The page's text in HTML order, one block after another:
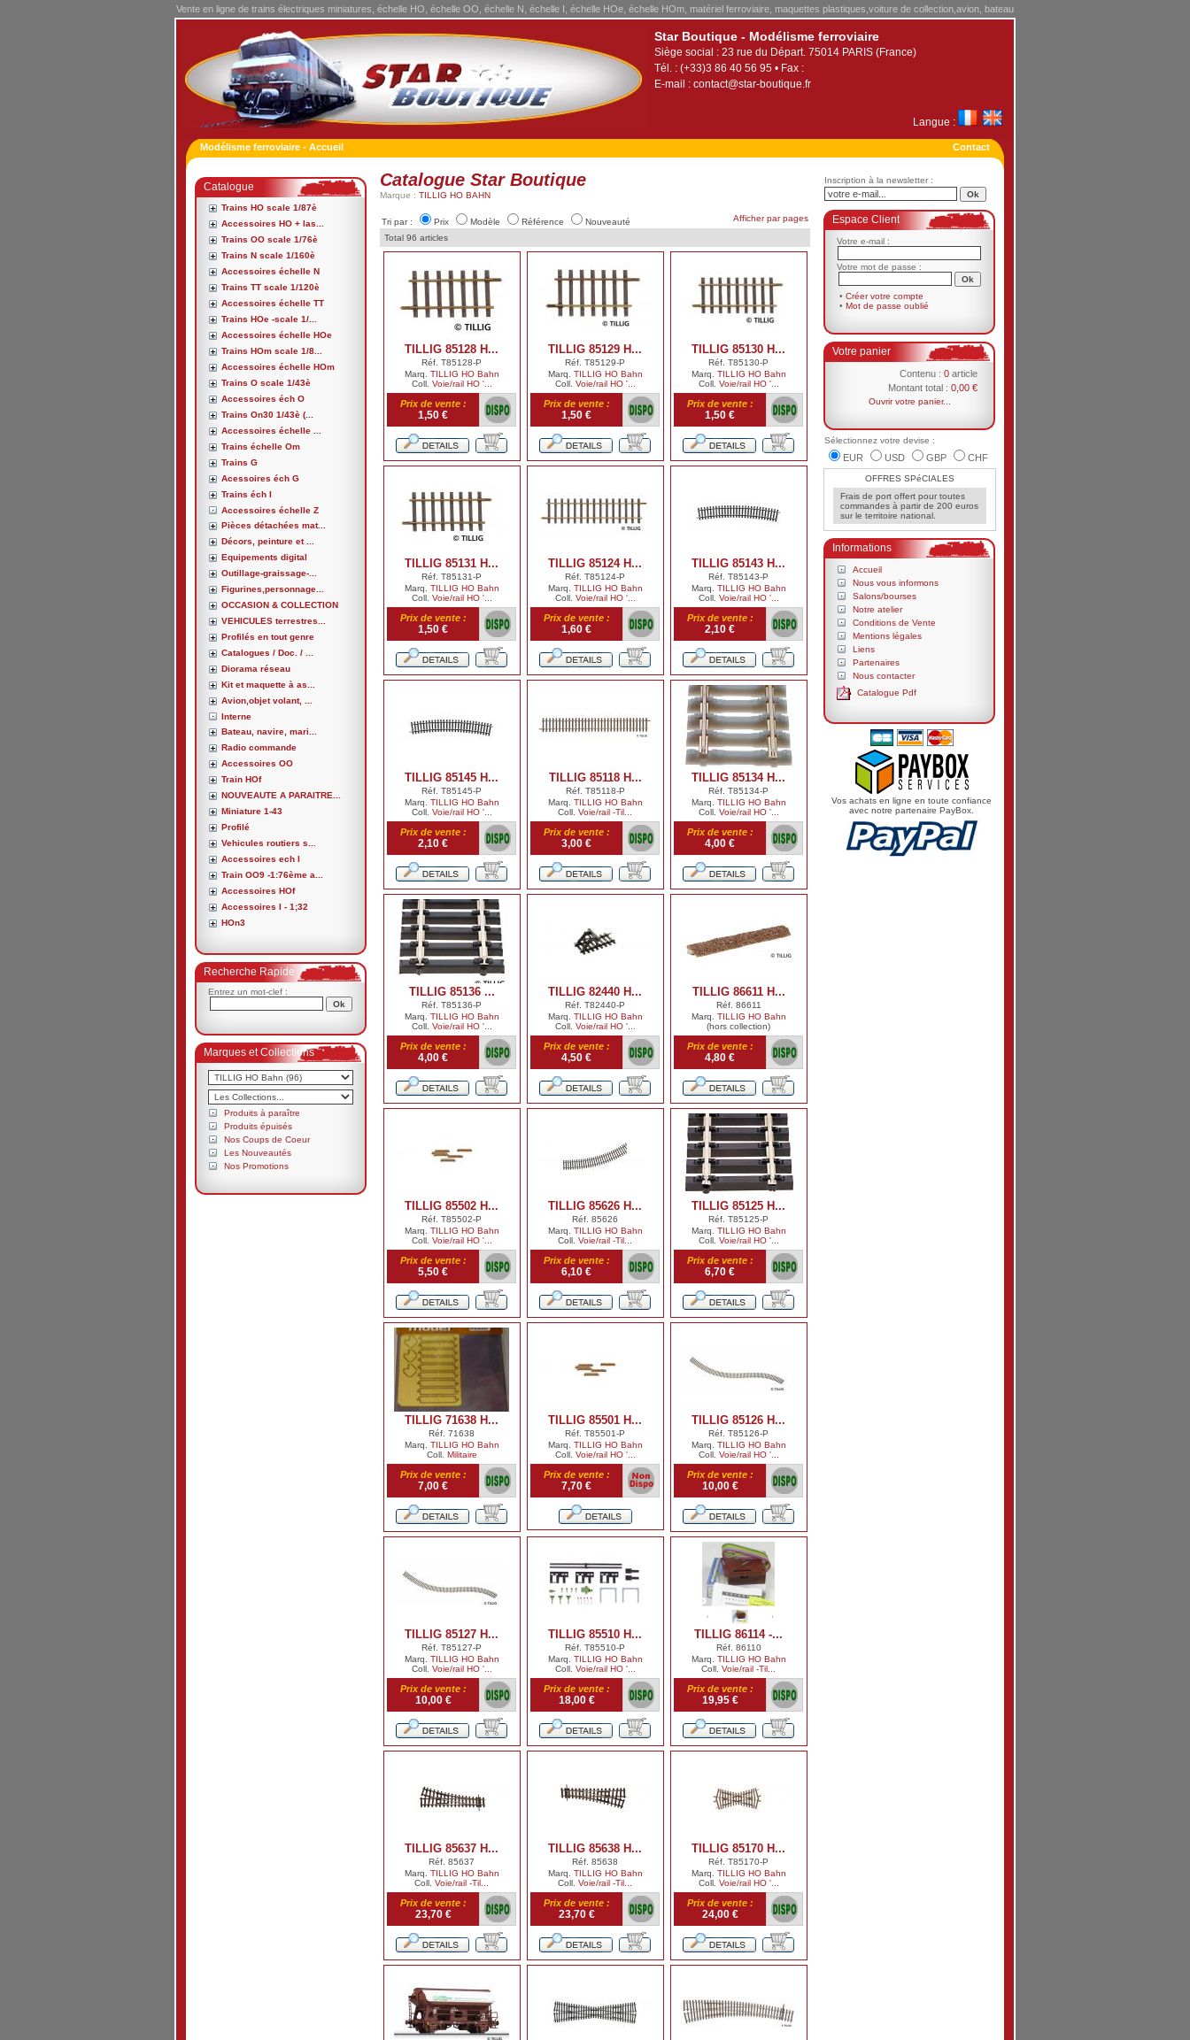
Vente en ligne de trains électriques miniatures, échelle HO, échelle OO, échelle N, échelle I, échelle HOe, échelle HOm, matériel ferroviaire, maquettes plastiques,voiture de collection,avion, bateau
Star Boutique - Modélisme ferroviaire
Siège social : 23 rue du Départ. 75014 PARIS (France)
Tél. : (+33)3 86 40 56 95 • Fax :
E-mail : contact@star-boutique.fr
Langue :
Modélisme ferroviaire - Accueil Contact
Catalogue
Trains HO scale 1/87è
Accessoires HO + las...
Trains OO scale 1/76è
Trains N scale 1/160è
Accessoires échelle N
Trains TT scale 1/120è
Accessoires échelle TT
Trains HOe -scale 1/...
Accessoires échelle HOe
Trains HOm scale 1/8...
Accessoires échelle HOm
Trains O scale 1/43è
Accessoires éch O
Trains On30 1/43è (...
Accessoires échelle ...
Trains échelle Om
Trains G
Acessoires éch G
Trains éch I
Accessoires échelle Z
Pièces détachées mat...
Décors, peinture et ...
Equipements digital
Outillage-graissage-...
Figurines,personnage...
OCCASION & COLLECTION
VEHICULES terrestres...
Profilés en tout genre
Catalogues / Doc. / ...
Diorama réseau
Kit et maquette à as...
Avion,objet volant, ...
Interne
Bateau, navire, mari...
Radio commande
Accessoires OO
Train HOf
NOUVEAUTE A PARAITRE...
Miniature 1-43
Profilé
Vehicules routiers s...
Accessoires ech I
Train OO9 -1:76ème a...
Accessoires HOf
Accessoires I - 1;32
HOn3
Recherche Rapide
Entrez un mot-clef :
Marques et Collections
Produits à paraître
Produits épuisés
Nos Coups de Coeur
Les Nouveautés
Nos Promotions
Catalogue Star Boutique
Marque : TILLIG HO BAHN
Tri par : Prix Modèle Référence Nouveauté
Afficher par pages
Total 96 articles
TILLIG 85128 H...
Réf. T85128-P
Marq. TILLIG HO Bahn
Coll. Voie/rail HO '...
Prix de vente :
1,50 €
TILLIG 85129 H...
Réf. T85129-P
Marq. TILLIG HO Bahn
Coll. Voie/rail HO '...
Prix de vente :
1,50 €
TILLIG 85130 H...
Réf. T85130-P
Marq. TILLIG HO Bahn
Coll. Voie/rail HO '...
Prix de vente :
1,50 €
TILLIG 85131 H...
Réf. T85131-P
Marq. TILLIG HO Bahn
Coll. Voie/rail HO '...
Prix de vente :
1,50 €
TILLIG 85124 H...
Réf. T85124-P
Marq. TILLIG HO Bahn
Coll. Voie/rail HO '...
Prix de vente :
1,60 €
TILLIG 85143 H...
Réf. T85143-P
Marq. TILLIG HO Bahn
Coll. Voie/rail HO '...
Prix de vente :
2,10 €
TILLIG 85145 H...
Réf. T85145-P
Marq. TILLIG HO Bahn
Coll. Voie/rail HO '...
Prix de vente :
2,10 €
TILLIG 85118 H...
Réf. T85118-P
Marq. TILLIG HO Bahn
Coll. Voie/rail -Til...
Prix de vente :
3,00 €
TILLIG 85134 H...
Réf. T85134-P
Marq. TILLIG HO Bahn
Coll. Voie/rail HO '...
Prix de vente :
4,00 €
TILLIG 85136 ...
Réf. T85136-P
Marq. TILLIG HO Bahn
Coll. Voie/rail HO '...
Prix de vente :
4,00 €
TILLIG 82440 H...
Réf. T82440-P
Marq. TILLIG HO Bahn
Coll. Voie/rail HO '...
Prix de vente :
4,50 €
TILLIG 86611 H...
Réf. 86611
Marq. TILLIG HO Bahn
(hors collection)
Prix de vente :
4,80 €
TILLIG 85502 H...
Réf. T85502-P
Marq. TILLIG HO Bahn
Coll. Voie/rail HO '...
Prix de vente :
5,50 €
TILLIG 85626 H...
Réf. 85626
Marq. TILLIG HO Bahn
Coll. Voie/rail -Til...
Prix de vente :
6,10 €
TILLIG 85125 H...
Réf. T85125-P
Marq. TILLIG HO Bahn
Coll. Voie/rail HO '...
Prix de vente :
6,70 €
TILLIG 71638 H...
Réf. 71638
Marq. TILLIG HO Bahn
Coll. Militaire
Prix de vente :
7,00 €
TILLIG 85501 H...
Réf. T85501-P
Marq. TILLIG HO Bahn
Coll. Voie/rail HO '...
Prix de vente :
7,70 €
TILLIG 85126 H...
Réf. T85126-P
Marq. TILLIG HO Bahn
Coll. Voie/rail HO '...
Prix de vente :
10,00 €
TILLIG 85127 H...
Réf. T85127-P
Marq. TILLIG HO Bahn
Coll. Voie/rail HO '...
Prix de vente :
10,00 €
TILLIG 85510 H...
Réf. T85510-P
Marq. TILLIG HO Bahn
Coll. Voie/rail HO '...
Prix de vente :
18,00 €
TILLIG 86114 -...
Réf. 86110
Marq. TILLIG HO Bahn
Coll. Voie/rail -Til...
Prix de vente :
19,95 €
TILLIG 85637 H...
Réf. 85637
Marq. TILLIG HO Bahn
Coll. Voie/rail -Til...
Prix de vente :
23,70 €
TILLIG 85638 H...
Réf. 85638
Marq. TILLIG HO Bahn
Coll. Voie/rail -Til...
Prix de vente :
23,70 €
TILLIG 85170 H...
Réf. T85170-P
Marq. TILLIG HO Bahn
Coll. Voie/rail HO '...
Prix de vente :
24,00 €
Inscription à la newsletter :
Espace Client
Votre e-mail :
Votre mot de passe :
• Créer votre compte
• Mot de passe oublié
Votre panier
Contenu : 0 article
Montant total : 0,00 €
Ouvrir votre panier...
Sélectionnez votre devise :
EUR USD GBP CHF
OFFRES SPéCIALES
Frais de port offert pour toutes
commandes à partir de 200 euros
sur le territoire national.
Informations
Accueil
Nous vous informons
Salons/bourses
Notre atelier
Conditions de Vente
Mentions légales
Liens
Partenaires
Nous contacter
Catalogue Pdf
Vos achats en ligne en toute confiance
avec notre partenaire PayBox.